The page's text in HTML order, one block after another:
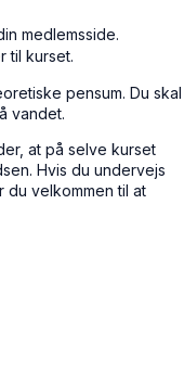
medlemsside.
til kurset.
pensum. Du skal
vandet.
at på selve kurset
Hvis du undervejs
du velkommen til at